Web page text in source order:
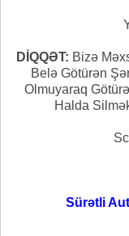
DİQQƏT: Bizə
Belə Götürən
Olmuyaraq
Halda
Sürətli